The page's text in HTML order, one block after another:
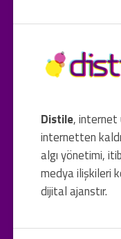
Distile, internet
internetten
algı yönetimi,
medya ilişkileri
dijital ajanstır.